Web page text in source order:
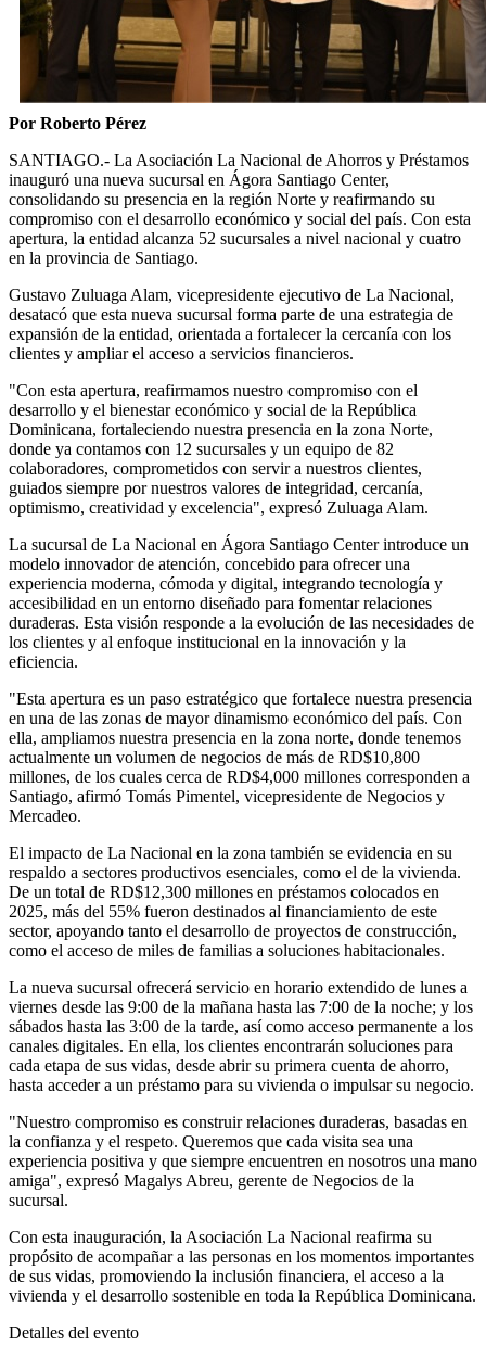
Por Roberto Pérez
SANTIAGO.- La Asociación La Nacional de Ahorros y Préstamos
inauguró una nueva sucursal en Ágora Santiago Center,
consolidando su presencia en la región Norte y reafirmando su
compromiso con el desarrollo económico y social del país. Con esta
apertura, la entidad alcanza 52 sucursales a nivel nacional y cuatro
en la provincia de Santiago.
Gustavo Zuluaga Alam, vicepresidente ejecutivo de La Nacional,
desatacó que esta nueva sucursal forma parte de una estrategia de
expansión de la entidad, orientada a fortalecer la cercanía con los
clientes y ampliar el acceso a servicios financieros.
"Con esta apertura, reafirmamos nuestro compromiso con el
desarrollo y el bienestar económico y social de la República
Dominicana, fortaleciendo nuestra presencia en la zona Norte,
donde ya contamos con 12 sucursales y un equipo de 82
colaboradores, comprometidos con servir a nuestros clientes,
guiados siempre por nuestros valores de integridad, cercanía,
optimismo, creatividad y excelencia", expresó Zuluaga Alam.
La sucursal de La Nacional en Ágora Santiago Center introduce un
modelo innovador de atención, concebido para ofrecer una
experiencia moderna, cómoda y digital, integrando tecnología y
accesibilidad en un entorno diseñado para fomentar relaciones
duraderas. Esta visión responde a la evolución de las necesidades de
los clientes y al enfoque institucional en la innovación y la
eficiencia.
"Esta apertura es un paso estratégico que fortalece nuestra presencia
en una de las zonas de mayor dinamismo económico del país. Con
ella, ampliamos nuestra presencia en la zona norte, donde tenemos
actualmente un volumen de negocios de más de RD$10,800
millones, de los cuales cerca de RD$4,000 millones corresponden a
Santiago, afirmó Tomás Pimentel, vicepresidente de Negocios y
Mercadeo.
El impacto de La Nacional en la zona también se evidencia en su
respaldo a sectores productivos esenciales, como el de la vivienda.
De un total de RD$12,300 millones en préstamos colocados en
2025, más del 55% fueron destinados al financiamiento de este
sector, apoyando tanto el desarrollo de proyectos de construcción,
como el acceso de miles de familias a soluciones habitacionales.
La nueva sucursal ofrecerá servicio en horario extendido de lunes a
viernes desde las 9:00 de la mañana hasta las 7:00 de la noche; y los
sábados hasta las 3:00 de la tarde, así como acceso permanente a los
canales digitales. En ella, los clientes encontrarán soluciones para
cada etapa de sus vidas, desde abrir su primera cuenta de ahorro,
hasta acceder a un préstamo para su vivienda o impulsar su negocio.
"Nuestro compromiso es construir relaciones duraderas, basadas en
la confianza y el respeto. Queremos que cada visita sea una
experiencia positiva y que siempre encuentren en nosotros una mano
amiga", expresó Magalys Abreu, gerente de Negocios de la
sucursal.
Con esta inauguración, la Asociación La Nacional reafirma su
propósito de acompañar a las personas en los momentos importantes
de sus vidas, promoviendo la inclusión financiera, el acceso a la
vivienda y el desarrollo sostenible en toda la República Dominicana.
Detalles del evento